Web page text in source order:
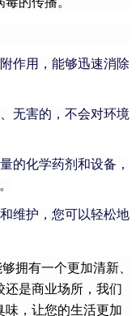
作用，能够迅速消除
无害的，不会对环境
的化学药剂和设备，
维护，您可以轻松地
拥有一个更加清新、
还是商业场所，我们
味，让您的生活更加